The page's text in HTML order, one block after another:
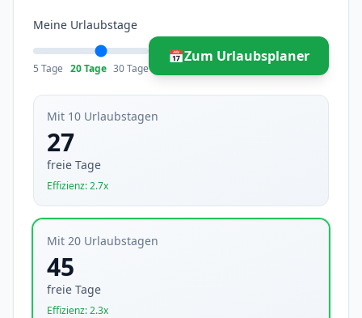
Meine Urlaubstage
5 Tage 20 Tage 30 Tage
📅Zum Urlaubsplaner
Mit 10 Urlaubstagen
27
freie Tage
Effizienz: 2.7x
Mit 20 Urlaubstagen
45
freie Tage
Effizienz: 2.3x